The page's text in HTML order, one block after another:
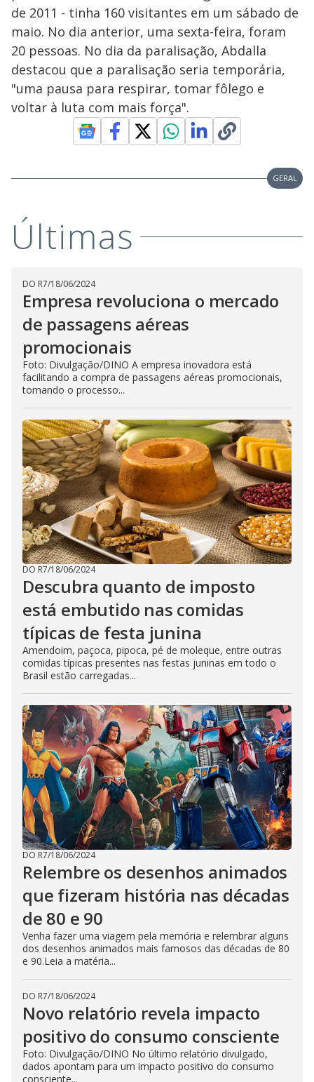
de 2011 - tinha 160 visitantes em um sábado de
maio. No dia anterior, uma sexta-feira, foram
20 pessoas. No dia da paralisação, Abdalla
destacou que a paralisação seria temporária,
"uma pausa para respirar, tomar fôlego e
voltar à luta com mais força".
GERAL
Últimas
DO R7/18/06/2024
Empresa revoluciona o mercado
de passagens aéreas
promocionais
Foto: Divulgação/DINO A empresa inovadora está
facilitando a compra de passagens aéreas promocionais,
tornando o processo...
DO R7/18/06/2024
Descubra quanto de imposto
está embutido nas comidas
típicas de festa junina
Amendoim, paçoca, pipoca, pé de moleque, entre outras
comidas típicas presentes nas festas juninas em todo o
Brasil estão carregadas...
DO R7/18/06/2024
Relembre os desenhos animados
que fizeram história nas décadas
de 80 e 90
Venha fazer uma viagem pela memória e relembrar alguns
dos desenhos animados mais famosos das décadas de 80
e 90.Leia a matéria...
DO R7/18/06/2024
Novo relatório revela impacto
positivo do consumo consciente
Foto: Divulgação/DINO No último relatório divulgado,
dados apontam para um impacto positivo do consumo
consciente...